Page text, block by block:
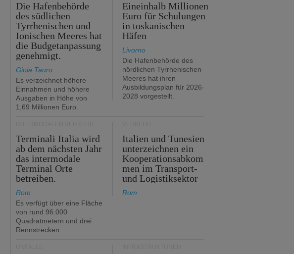
Die Hafenbehörde
des südlichen
Tyrrhenischen und
Ionischen Meeres hat
die Budgetanpassung
genehmigt.
Gioia Tauro
Es verzeichnet höhere
Einnahmen und höhere
Ausgaben in Höhe von
1,69 Millionen Euro.
Eineinhalb Millionen
Euro für Schulungen
in toskanischen
Häfen
Livorno
Die Hafenbehörde des
nördlichen Tyrrhenischen
Meeres hat ihren
Ausbildungsplan für 2026-
2028 vorgestellt.
Terminali Italia wird
ab dem nächsten Jahr
das intermodale
Terminal Orte
betreiben.
Rom
Es verfügt über eine Fläche
von rund 96.000
Quadratmetern und drei
Rennstrecken.
Italien und Tunesien
unterzeichnen ein
Kooperationsabkom
men im Transport-
und Logistiksektor
Rom